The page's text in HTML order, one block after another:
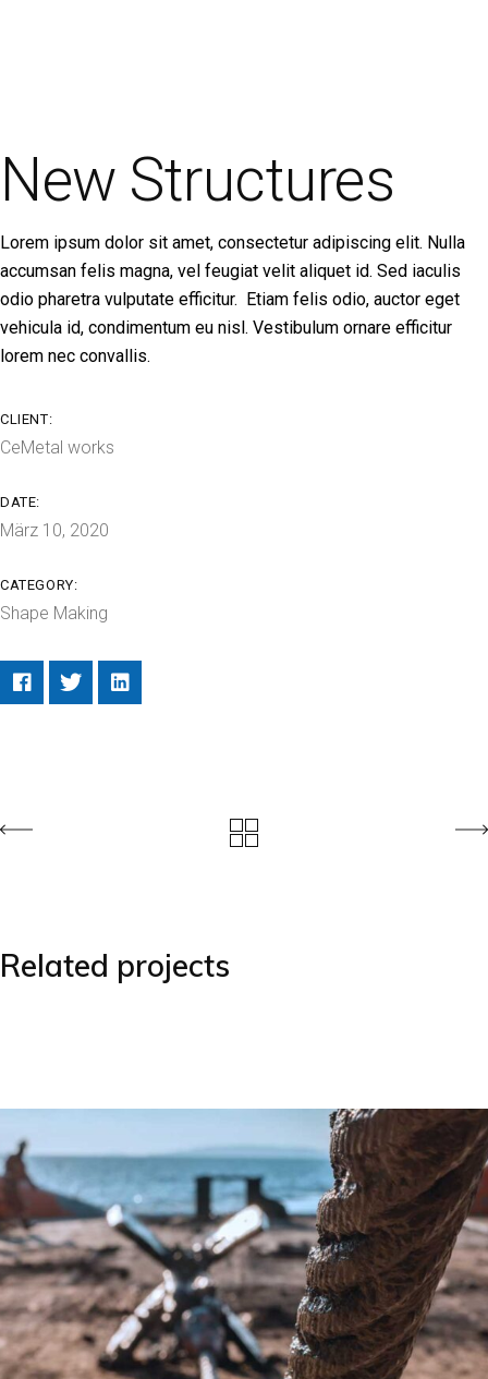
New Structures
Lorem ipsum dolor sit amet, consectetur adipiscing elit. Nulla
accumsan felis magna, vel feugiat velit aliquet id. Sed iaculis
odio pharetra vulputate efficitur. Etiam felis odio, auctor eget
vehicula id, condimentum eu nisl. Vestibulum ornare efficitur
lorem nec convallis.
CLIENT:
CeMetal works
DATE:
März 10, 2020
CATEGORY:
Shape Making
Related projects